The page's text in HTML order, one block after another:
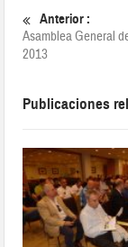
Anterior :
Asamblea General
2013
Publicaciones